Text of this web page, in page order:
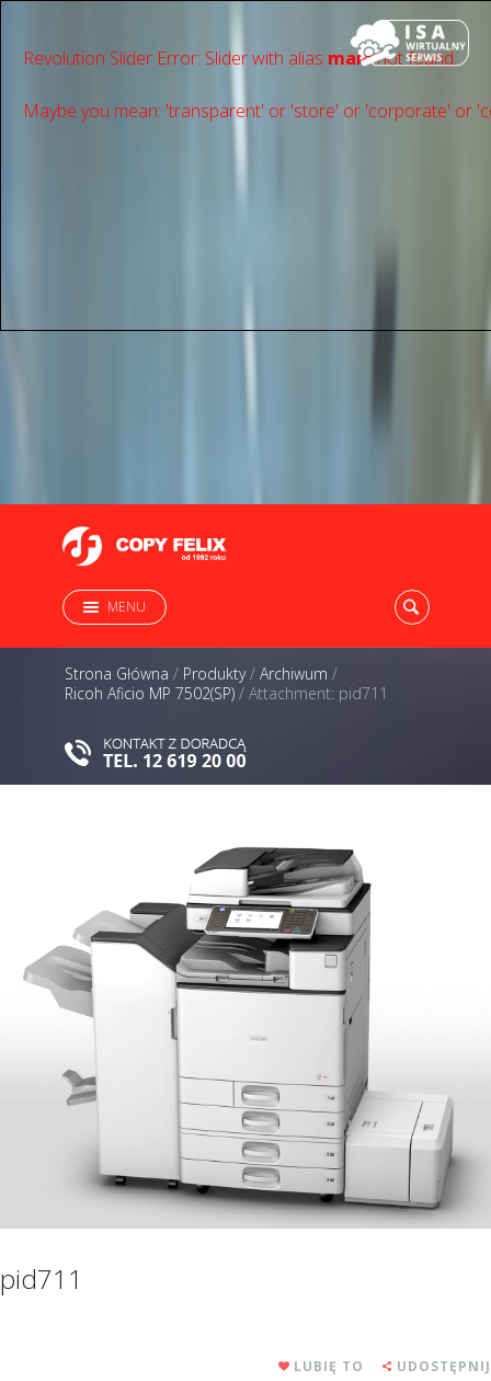
Revolution Slider Error: Slider with alias mainnot found.
Maybe you mean: 'transparent' or 'store' or 'сorporate' or
MENU
Strona Główna / Produkty/ Archiwum /
Ricoh Aficio MP 7502(SP) / Attachment: pid711
pid711
LUBIĘ TO UDOSTĘPNIJ